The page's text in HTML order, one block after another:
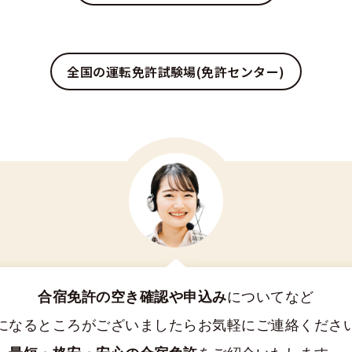
全国の運転免許試験場(免許センター)
合宿免許の空き確認や申込みについてなど
なるところがございましたらお気軽にご連絡くださ